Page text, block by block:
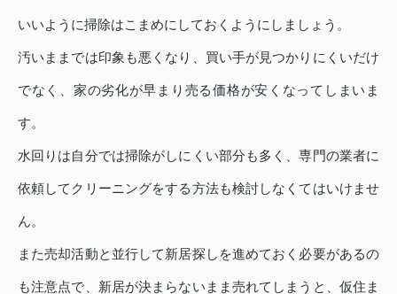
いいように掃除はこまめにしておくようにしましょう。
汚いままでは印象も悪くなり、買い手が見つかりにくいだけ
でなく、家の劣化が早まり売る価格が安くなってしまいま
す。
水回りは自分では掃除がしにくい部分も多く、専門の業者に
依頼してクリーニングをする方法も検討しなくてはいけませ
ん。
また売却活動と並行して新居探しを進めておく必要があるの
も注意点で、新居が決まらないまま売れてしまうと、仮住ま